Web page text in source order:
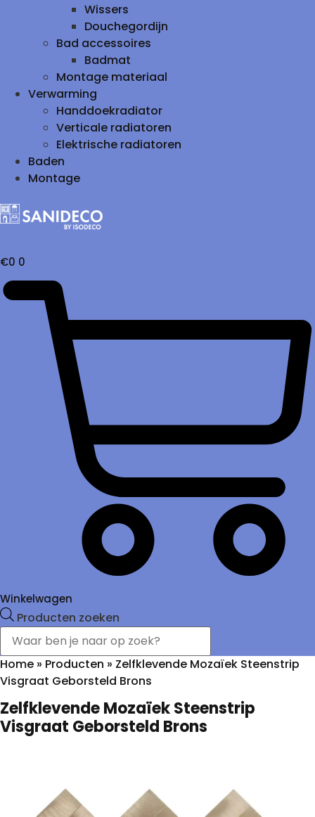
Wissers
Douchegordijn
Bad accessoires
Badmat
Montage materiaal
Verwarming
Handdoekradiator
Verticale radiatoren
Elektrische radiatoren
Baden
Montage
€0 0
Winkelwagen
Producten zoeken
Home » Producten » Zelfklevende Mozaïek Steenstrip
Visgraat Geborsteld Brons
Zelfklevende Mozaïek Steenstrip
Visgraat Geborsteld Brons